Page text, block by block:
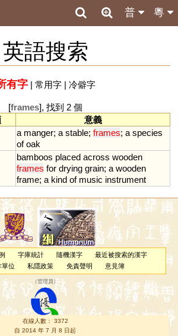
粵
普
英語搜索
有字| 常用字| 冷僻字
[frames], 找到 2 個
意義
a manger; a stable; frames; a species
of oak
bamboos placed across wooden
frames for drying grain; a wooden
frame; a kind of music instrument
字庫統計 隨機漢字
最近被搜索的漢字
單位 私隱政策 免責聲明 意見簿
（管理員 ）
在線人數： 3372
自 2014 年 7 月 8 日起